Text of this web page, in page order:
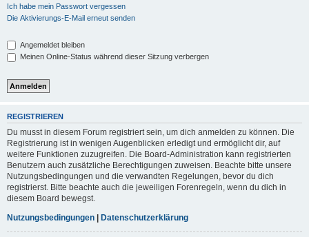
Ich habe mein Passwort vergessen
Die Aktivierungs-E-Mail erneut senden
Angemeldet bleiben
Meinen Online-Status während dieser Sitzung verbergen
REGISTRIEREN
Du musst in diesem Forum registriert sein, um dich anmelden zu können. Die
Registrierung ist in wenigen Augenblicken erledigt und ermöglicht dir, auf
weitere Funktionen zuzugreifen. Die Board-Administration kann registrierten
Benutzern auch zusätzliche Berechtigungen zuweisen. Beachte bitte unsere
Nutzungsbedingungen und die verwandten Regelungen, bevor du dich
registrierst. Bitte beachte auch die jeweiligen Forenregeln, wenn du dich in
diesem Board bewegst.
Nutzungsbedingungen
Datenschutzerklärung